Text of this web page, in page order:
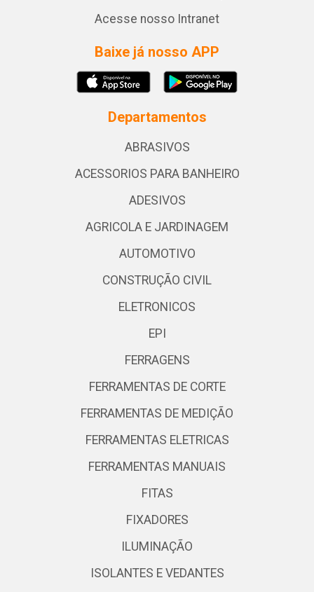
Acesse nosso Intranet
Baixe já nosso APP
Departamentos
ABRASIVOS
ACESSORIOS PARA BANHEIRO
ADESIVOS
AGRICOLA E JARDINAGEM
AUTOMOTIVO
CONSTRUÇÃO CIVIL
ELETRONICOS
EPI
FERRAGENS
FERRAMENTAS DE CORTE
FERRAMENTAS DE MEDIÇÃO
FERRAMENTAS ELETRICAS
FERRAMENTAS MANUAIS
FITAS
FIXADORES
ILUMINAÇÃO
ISOLANTES E VEDANTES